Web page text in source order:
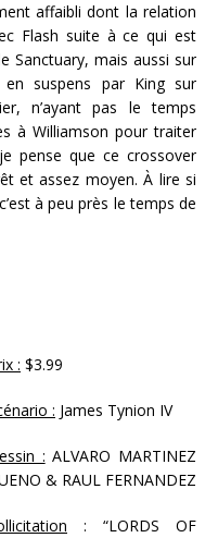
affaibli dont la relation
Flash suite à ce qui est
Sanctuary, mais aussi sur
en suspens par King sur
n’ayant pas le temps
à Williamson pour traiter
pense que ce crossover
et assez moyen. À lire si
à peu près le temps de
: $3.99
: James Tynion IV
: ALVARO MARTINEZ
& RAUL FERNANDEZ
: “LORDS OF